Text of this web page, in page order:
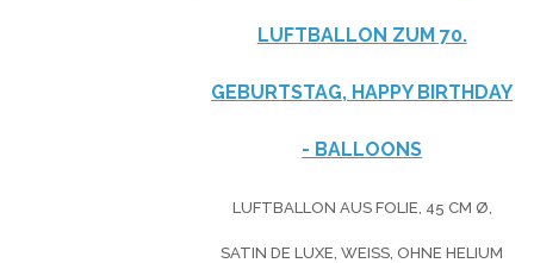
LUFTBALLON ZUM 70.
GEBURTSTAG, HAPPY BIRTHDAY
- BALLOONS
LUFTBALLON AUS FOLIE, 45 CM Ø,
SATIN DE LUXE, WEISS, OHNE HELIUM